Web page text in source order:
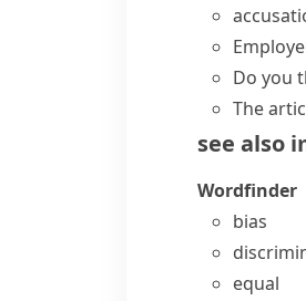
Do you
The
see also
Wordfinder
bias
equal